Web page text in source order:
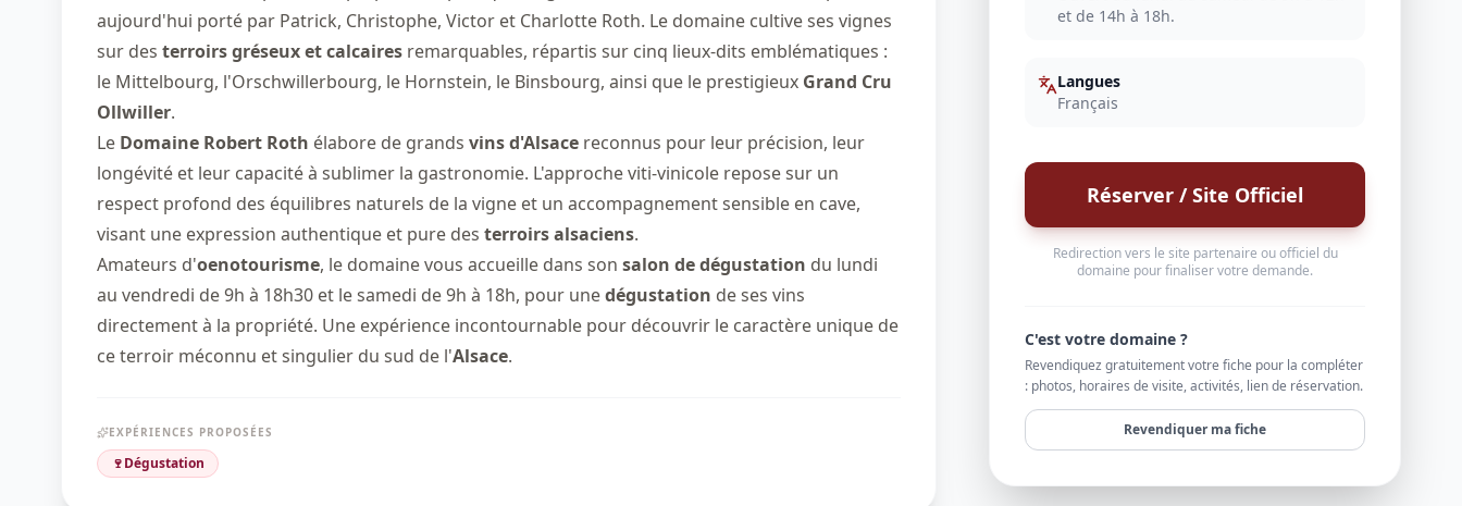
aujourd'hui porté par Patrick, Christophe, Victor et Charlotte Roth. Le domaine cultive ses vignes
sur des terroirs gréseux et calcaires remarquables, répartis sur cinq lieux-dits emblématiques :
le Mittelbourg, l'Orschwillerbourg, le Hornstein, le Binsbourg, ainsi que le prestigieux Grand Cru
Ollwiller.
Le Domaine Robert Roth élabore de grands vins d'Alsace reconnus pour leur précision, leur
longévité et leur capacité à sublimer la gastronomie. L'approche viti-vinicole repose sur un
respect profond des équilibres naturels de la vigne et un accompagnement sensible en cave,
visant une expression authentique et pure des terroirs alsaciens.
Amateurs d'oenotourisme, le domaine vous accueille dans son salon de dégustation du lundi
au vendredi de 9h à 18h30 et le samedi de 9h à 18h, pour unedégustation de ses vins
directement à la propriété. Une expérience incontournable pour découvrir le caractère unique de
ce terroir méconnu et singulier du sud de l'Alsace.
EXPÉRIENCES PROPOSÉES
🍷Dégustation
et de 14h à 18h.
Langues
Français
Réserver / Site Officiel
Redirection vers le site partenaire ou officiel du
domaine pour finaliser votre demande.
C'est votre domaine ?
Revendiquez gratuitement votre fiche pour la compléter
: photos, horaires de visite, activités, lien de réservation.
Revendiquer ma fiche